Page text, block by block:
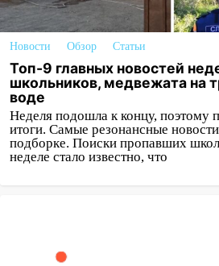
Новости Обзор Статьи
Топ-9 главных новостей
школьников, медвежата на
воде
Неделя подошла к концу, поэтому
итоги. Самые резонансные
подборке. Поиски пропавших
неделе стало известно, что